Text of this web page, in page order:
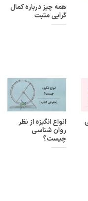
همه چیز درباره کمال
گرایی مثبت
انواع انگیزه از نظر
روان شناسی
چیست؟